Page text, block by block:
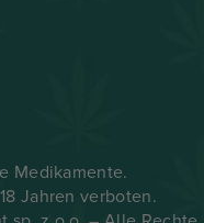
Medikamente.
Jahren verboten.